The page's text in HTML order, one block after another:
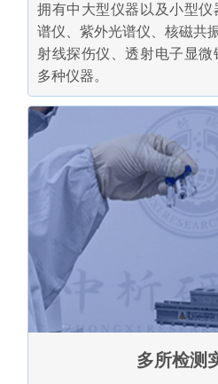
拥有中大型仪器以及小型
谱仪、紫外光谱仪、核磁共
射线探伤仪、透射电子显
多种仪器。
多所检测